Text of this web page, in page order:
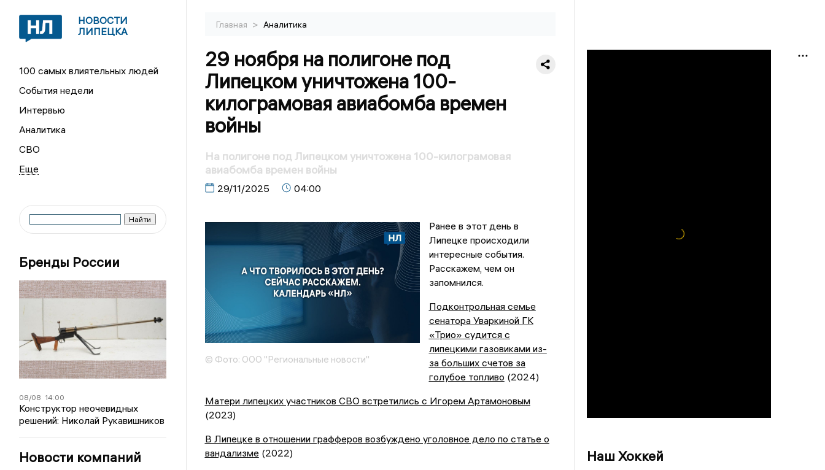
НОВОСТИ
ЛИПЕЦКА
100 самых влиятельных людей
События недели
Интервью
Аналитика
СВО
Бренды России
08/08 14:00
Конструктор неочевидных
решений: Николай Рукавишников
Новости компаний
Главная > Аналитика
29 ноября на полигоне под
Липецком уничтожена 100-
килограмовая авиабомба времен
войны
На полигоне под Липецком уничтожена 100-килограмовая
авиабомба времен войны
29/11/2025 04:00
© Фото: ООО "Региональные новости"
Ранее в этот день в
Липецке происходили
интересные события.
Расскажем, чем он
запомнился.
Подконтрольная семье
сенатора Уваркиной ГК
«Трио» судится с
липецкими газовиками из-
за больших счетов за
голубое топливо (2024)
Матери липецких участников СВО встретились с Игорем Артамоновым
(2023)
В Липецке в отношении графферов возбуждено уголовное дело по статье о
вандализме (2022)
Наш Хоккей